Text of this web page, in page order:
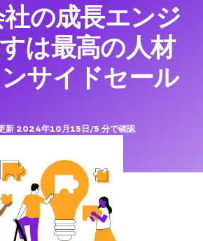
の成長エンジ
は最高の人材
サイドセール
新 2024年10月15日/5 分で確認